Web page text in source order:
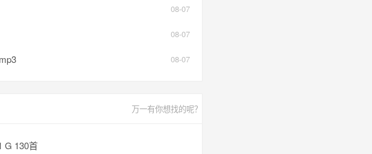
08-07
08-07
08-07
万一有你想找的呢？
G 130首